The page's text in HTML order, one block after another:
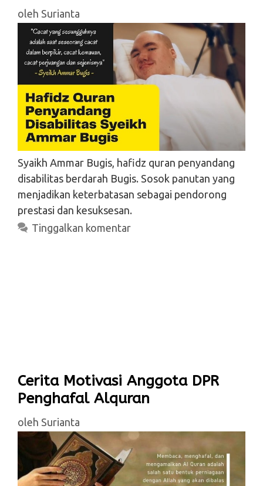
oleh Surianta
Syaikh Ammar Bugis, hafidz quran penyandang
disabilitas berdarah Bugis. Sosok panutan yang
menjadikan keterbatasan sebagai pendorong
prestasi dan kesuksesan.
Tinggalkan komentar
Cerita Motivasi Anggota DPR
Penghafal Alquran
oleh Surianta